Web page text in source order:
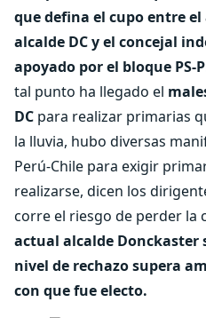
que defina el cupo entre
alcalde DC y el concejal
apoyado por el bloque PS-
tal punto ha llegado el
DC para realizar primarias
la lluvia, hubo diversas
Perú-Chile para exigir
realizarse, dicen los
corre el riesgo de perder la
actual alcalde Donckaster
nivel de rechazo supera
con que fue electo.